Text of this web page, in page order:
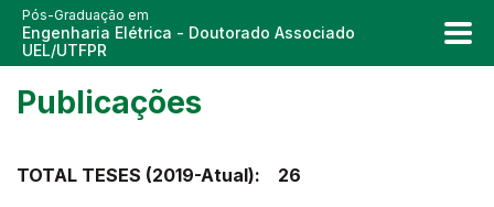
Pós-Graduação em
Engenharia Elétrica - Doutorado Associado
UEL/UTFPR
Publicações
TOTAL TESES (2019-Atual): 26